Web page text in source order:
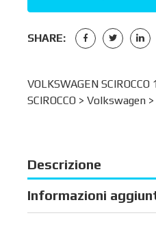
SHARE:
VOLKSWAGEN
SCIROCCO > Volkswagen >
Descrizione
Informazioni